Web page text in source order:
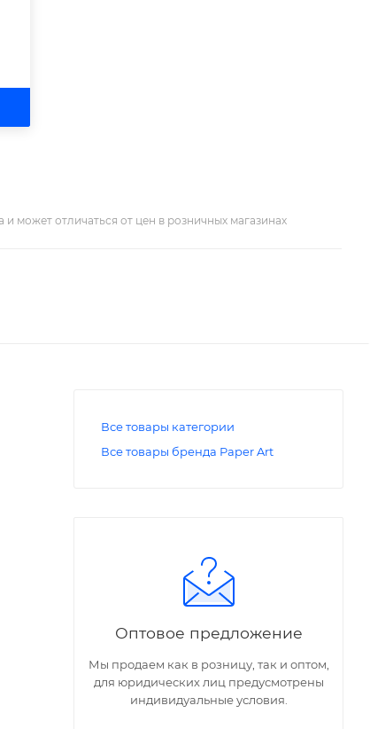
может отличаться от цен в розничных магазинах
Все товары категории
Все товары бренда Paper Art
Оптовое предложение
Мы продаем как в розницу, так и оптом,
для юридических лиц предусмотрены
индивидуальные условия.